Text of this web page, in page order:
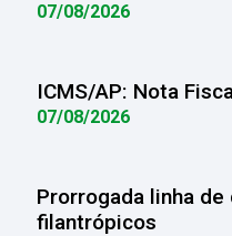
07/08/2026
ICMS/AP: Nota
07/08/2026
Prorrogada linha
filantrópicos